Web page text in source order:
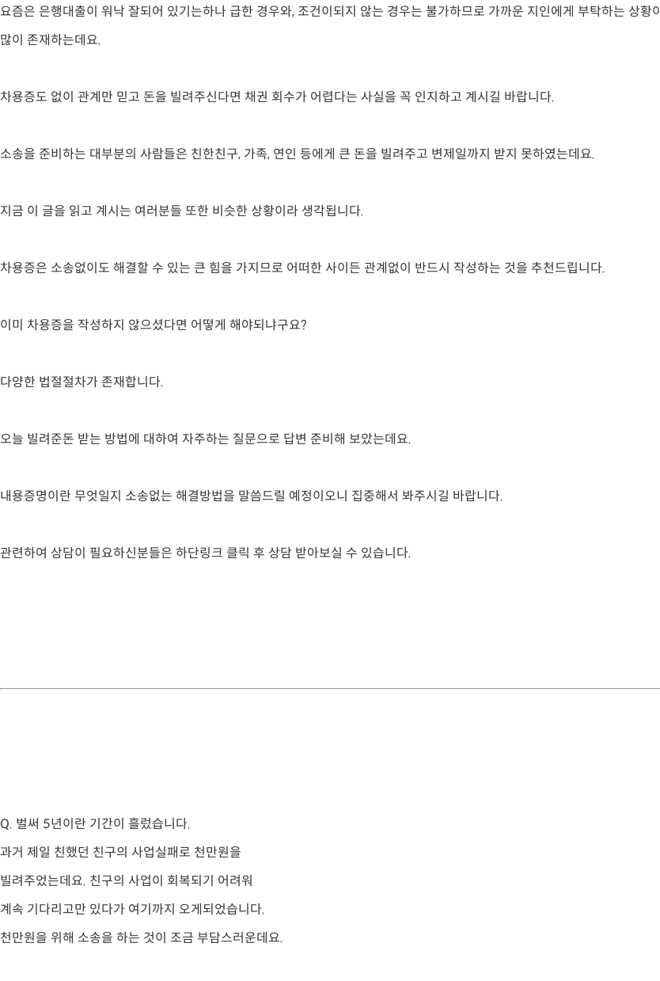
요즘은 은행대출이 워낙 잘되어 있기는하나 급한 경우와, 조건이되지 않는 경우는 불가하므로 가까운 지인에게 부탁하는 상황이
많이 존재하는데요.
차용증도 없이 관계만 믿고 돈을 빌려주신다면 채권 회수가 어렵다는 사실을 꼭 인지하고 계시길 바랍니다.
소송을 준비하는 대부분의 사람들은 친한친구, 가족, 연인 등에게 큰 돈을 빌려주고 변제일까지 받지 못하였는데요.
지금 이 글을 읽고 계시는 여러분들 또한 비슷한 상황이라 생각됩니다.
차용증은 소송없이도 해결할 수 있는 큰 힘을 가지므로 어떠한 사이든 관계없이 반드시 작성하는 것을 추천드립니다.
이미 차용증을 작성하지 않으셨다면 어떻게 해야되냐구요?
다양한 법절절차가 존재합니다.
오늘 빌려준돈 받는 방법에 대하여 자주하는 질문으로 답변 준비해 보았는데요.
내용증명이란 무엇일지 소송없는 해결방법을 말씀드릴 예정이오니 집중해서 봐주시길 바랍니다.
관련하여 상담이 필요하신분들은 하단링크 클릭 후 상담 받아보실 수 있습니다.
Q. 벌써 5년이란 기간이 흘렀습니다.
과거 제일 친했던 친구의 사업실패로 천만원을
빌려주었는데요. 친구의 사업이 회복되기 어려워
계속 기다리고만 있다가 여기까지 오게되었습니다.
천만원을 위해 소송을 하는 것이 조금 부담스러운데요.